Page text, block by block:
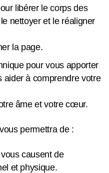
libérer le corps des
nettoyer et le réaligner
la page.
pour vous apporter
aider à comprendre votre
âme et votre cœur.
permettra de :
causent de
et physique.